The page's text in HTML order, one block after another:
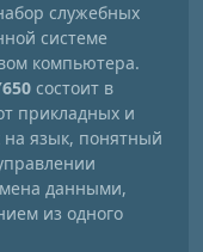
служебных
системе
компьютера.
состоит в
прикладных и
язык, понятный
данными,
из одного